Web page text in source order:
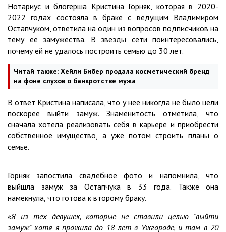
Нотариус и блогерша Кристина Горняк, которая в 2020-
2022 годах состояла в браке с ведущим Владимиром
Остапчуком, ответила на один из вопросов подписчиков на
тему ее замужества. В звезды сети поинтересовались,
почему ей не удалось построить семью до 30 лет.
Читай также: Хейли Бибер продала косметический бренд
на фоне слухов о банкротстве мужа
В ответ Кристина написала, что у нее никогда не было цели
поскорее выйти замуж. Знаменитость отметила, что
сначала хотела реализовать себя в карьере и приобрести
собственное имущество, а уже потом строить планы о
семье.
Горняк запостила свадебное фото и напомнила, что
выйшла замуж за Остапчука в 33 года. Также она
намекнула, что готова к второму браку.
«Я из тех девушек, которые не ставили целью "выйти
замуж" хотя я прожила до 18 лет в Ужгороде, и там в 20